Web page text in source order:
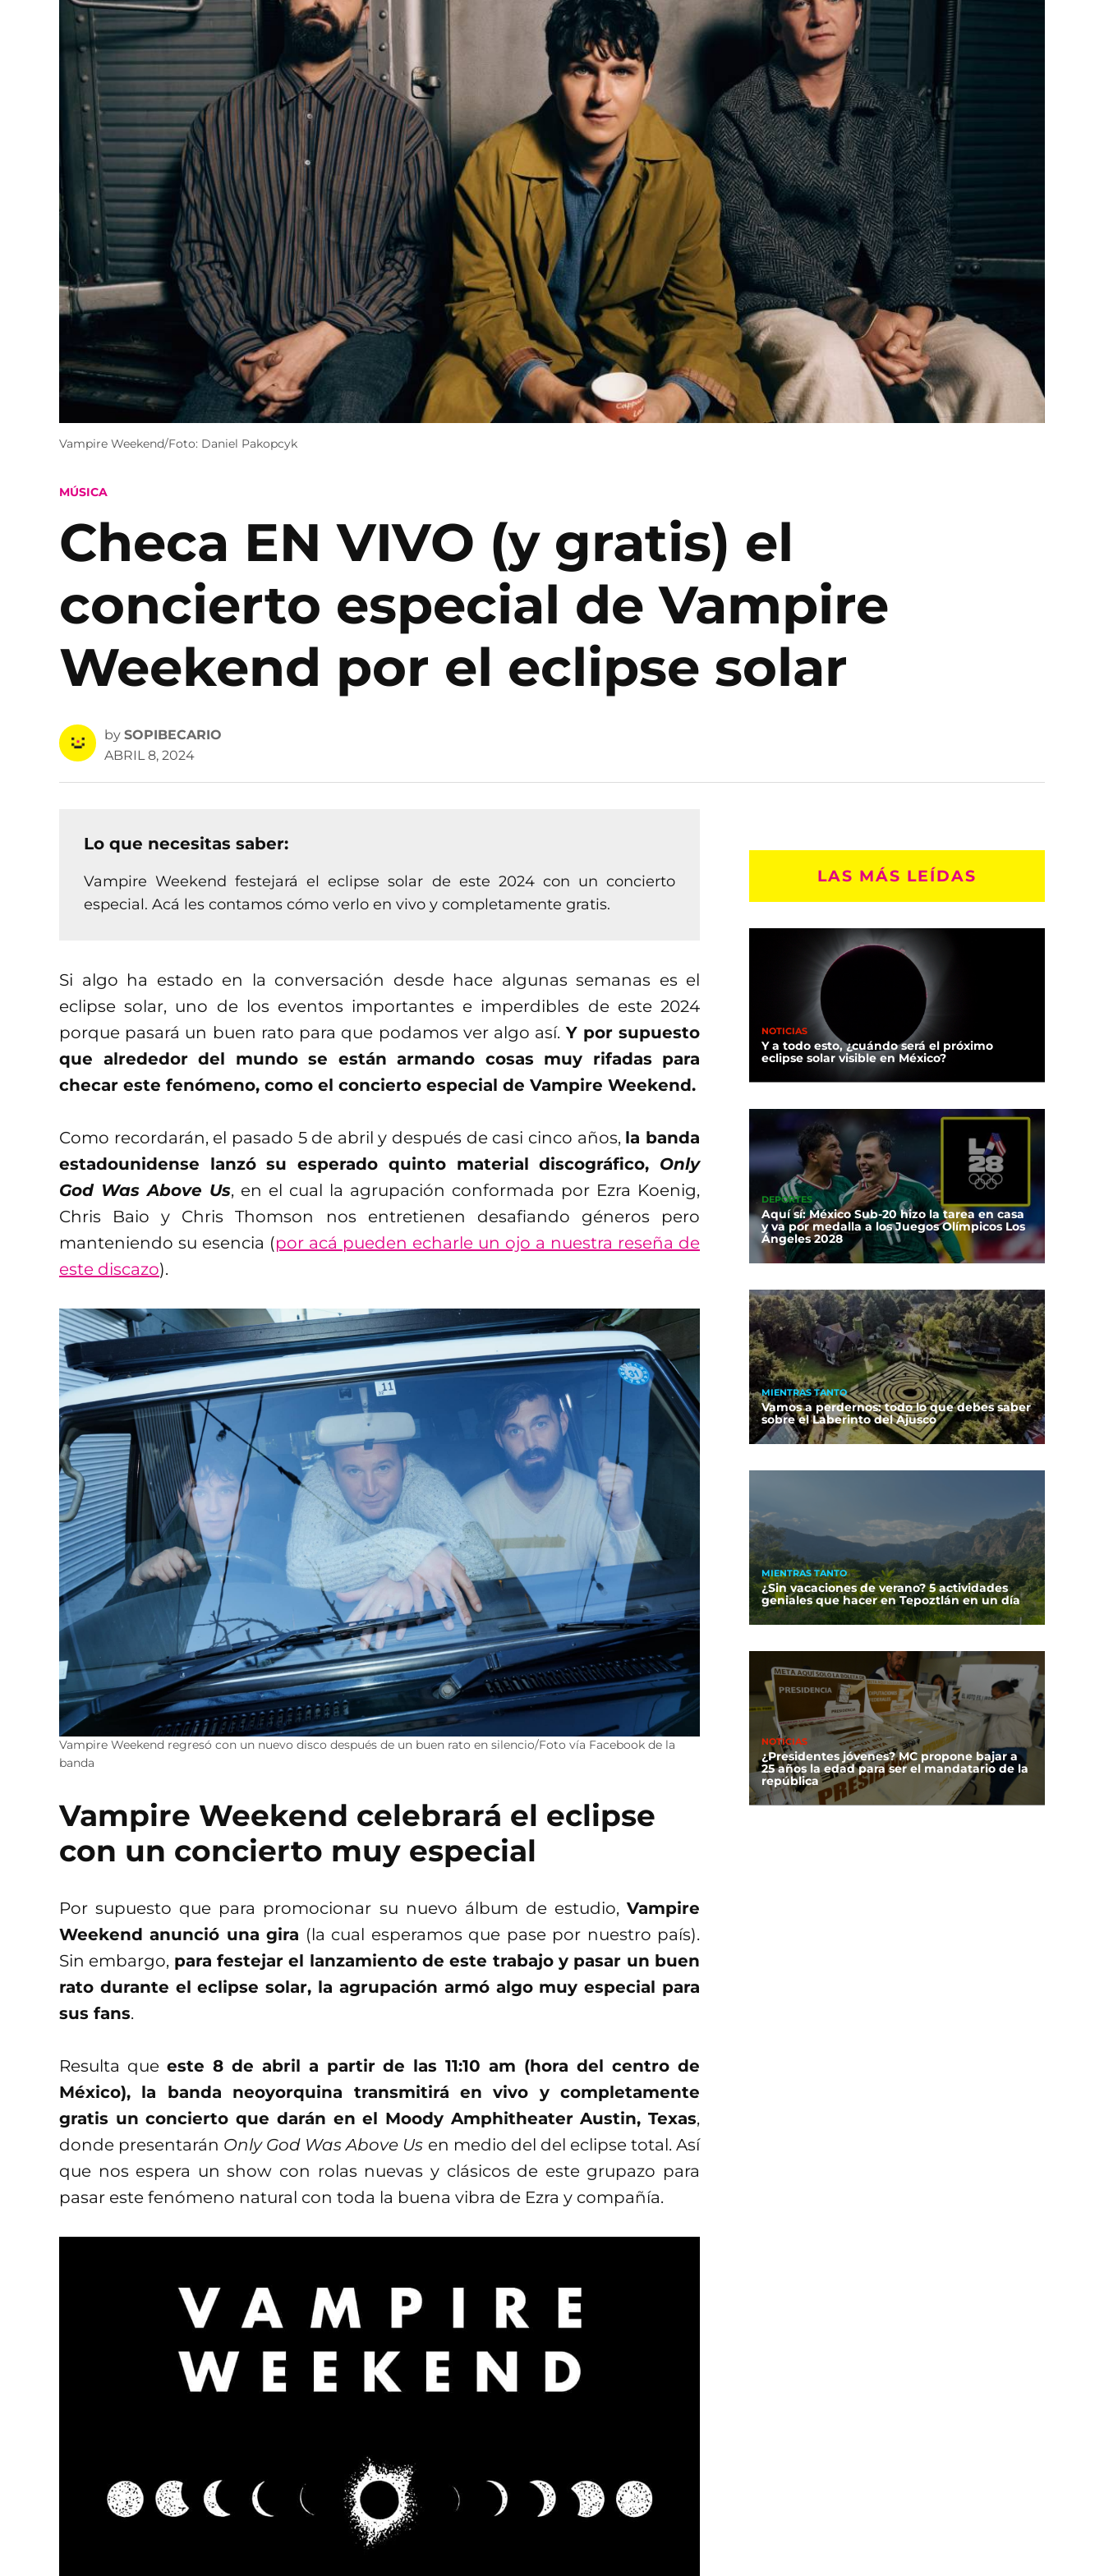
Vampire Weekend/Foto: Daniel Pakopcyk
POSTED
MÚSICA
Checa EN VIVO (y gratis) el
concierto especial de Vampire
Weekend por el eclipse solar
by SOPIBECARIO
ABRIL 8, 2024
Lo que necesitas saber:
Vampire Weekend festejará el eclipse solar de este 2024 con un concierto
especial. Acá les contamos cómo verlo en vivo y completamente gratis.
Si algo ha estado en la conversación desde hace algunas semanas es el
eclipse solar, uno de los eventos importantes e imperdibles de este 2024
porque pasará un buen rato para que podamos ver algo así. Y por supuesto
que alrededor del mundo se están armando cosas muy rifadas para
checar este fenómeno, como el concierto especial de Vampire Weekend.
Como recordarán, el pasado 5 de abril y después de casi cinco años, la banda
estadounidense lanzó su esperado quinto material discográfico, Only
God Was Above Us, en el cual la agrupación conformada por Ezra Koenig,
Chris Baio y Chris Thomson nos entretienen desafiando géneros pero
manteniendo su esencia (por acá pueden echarle un ojo a nuestra reseña de
este discazo).
Vampire Weekend regresó con un nuevo disco después de un buen rato en silencio/Foto vía Facebook de la
banda
Vampire Weekend celebrará el eclipse
con un concierto muy especial
Por supuesto que para promocionar su nuevo álbum de estudio, Vampire
Weekend anunció una gira (la cual esperamos que pase por nuestro país).
Sin embargo, para festejar el lanzamiento de este trabajo y pasar un buen
rato durante el eclipse solar, la agrupación armó algo muy especial para
sus fans.
Resulta que este 8 de abril a partir de las 11:10 am (hora del centro de
México), la banda neoyorquina transmitirá en vivo y completamente
gratis un concierto que darán en el Moody Amphitheater Austin, Texas,
donde presentarán Only God Was Above Us en medio del del eclipse total. Así
que nos espera un show con rolas nuevas y clásicos de este grupazo para
pasar este fenómeno natural con toda la buena vibra de Ezra y compañía.
LAS MÁS LEÍDAS
NOTICIAS
Y a todo esto, ¿cuándo será el próximo
eclipse solar visible en México?
DEPORTES
Aquí sí: México Sub-20 hizo la tarea en casa
y va por medalla a los Juegos Olímpicos Los
Ángeles 2028
MIENTRAS TANTO
Vamos a perdernos: todo lo que debes saber
sobre el Laberinto del Ajusco
MIENTRAS TANTO
¿Sin vacaciones de verano? 5 actividades
geniales que hacer en Tepoztlán en un día
NOTICIAS
¿Presidentes jóvenes? MC propone bajar a
25 años la edad para ser el mandatario de la
república